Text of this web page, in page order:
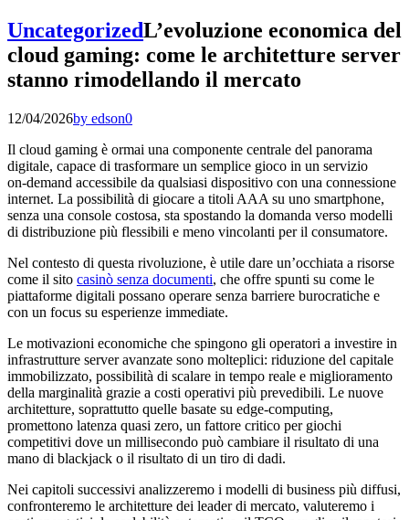
UncategorizedL’evoluzione economica del
cloud gaming: come le architetture server
stanno rimodellando il mercato
12/04/2026by edson0
Il cloud gaming è ormai una componente centrale del panorama
digitale, capace di trasformare un semplice gioco in un servizio
on‑demand accessibile da qualsiasi dispositivo con una connessione
internet. La possibilità di giocare a titoli AAA su uno smartphone,
senza una console costosa, sta spostando la domanda verso modelli
di distribuzione più flessibili e meno vincolanti per il consumatore.
Nel contesto di questa rivoluzione, è utile dare un’occhiata a risorse
come il sito casinò senza documenti, che offre spunti su come le
piattaforme digitali possano operare senza barriere burocratiche e
con un focus su esperienze immediate.
Le motivazioni economiche che spingono gli operatori a investire in
infrastrutture server avanzate sono molteplici: riduzione del capitale
immobilizzato, possibilità di scalare in tempo reale e miglioramento
della marginalità grazie a costi operativi più prevedibili. Le nuove
architetture, soprattutto quelle basate su edge‑computing,
promettono latenza quasi zero, un fattore critico per giochi
competitivi dove un millisecondo può cambiare il risultato di una
mano di blackjack o il risultato di un tiro di dadi.
Nei capitoli successivi analizzeremo i modelli di business più diffusi,
confronteremo le architetture dei leader di mercato, valuteremo i